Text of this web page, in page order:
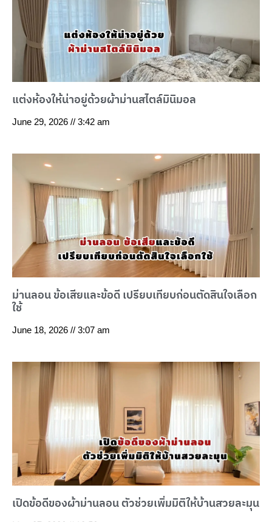
แต่งห้องให้น่าอยู่ด้วยผ้าม่านสไตล์มินิมอล
June 29, 2026 3:42 am
ม่านลอน ข้อเสียและข้อดี เปรียบเทียบก่อนตัดสินใจเลือก
ใช้
June 18, 2026 3:07 am
เปิดข้อดีของผ้าม่านลอน ตัวช่วยเพิ่มมิติให้บ้านสวยละมุน